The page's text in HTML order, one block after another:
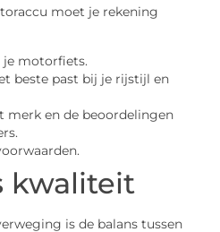
moet je rekening
motorfiets.
beste past bij je rijstijl en
merk en de beoordelingen
kwaliteit
is de balans tussen